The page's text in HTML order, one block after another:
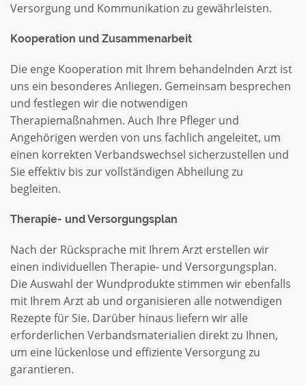
Versorgung und Kommunikation zu gewährleisten.
Kooperation und Zusammenarbeit
Die enge Kooperation mit Ihrem behandelnden Arzt ist
uns ein besonderes Anliegen. Gemeinsam besprechen
und festlegen wir die notwendigen
Therapiemaßnahmen. Auch Ihre Pfleger und
Angehörigen werden von uns fachlich angeleitet, um
einen korrekten Verbandswechsel sicherzustellen und
Sie effektiv bis zur vollständigen Abheilung zu
begleiten.
Therapie- und Versorgungsplan
Nach der Rücksprache mit Ihrem Arzt erstellen wir
einen individuellen Therapie- und Versorgungsplan.
Die Auswahl der Wundprodukte stimmen wir ebenfalls
mit Ihrem Arzt ab und organisieren alle notwendigen
Rezepte für Sie. Darüber hinaus liefern wir alle
erforderlichen Verbandsmaterialien direkt zu Ihnen,
um eine lückenlose und effiziente Versorgung zu
garantieren.